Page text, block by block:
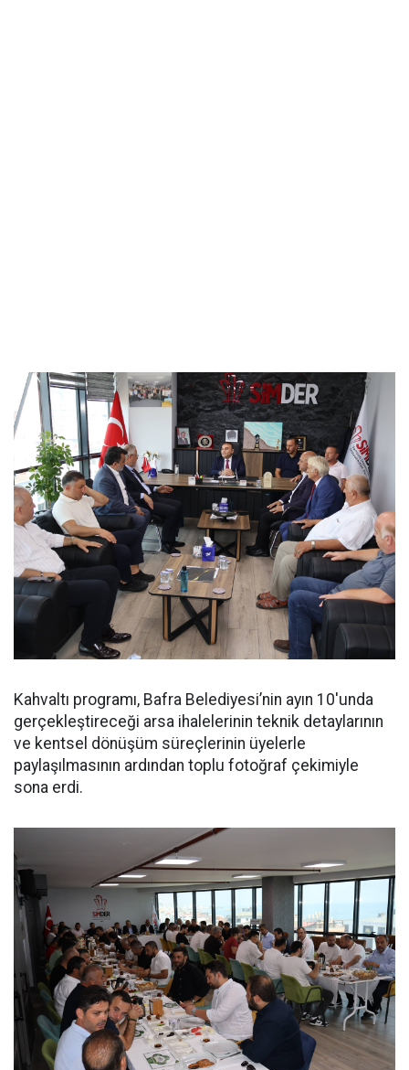
Kahvaltı programı, Bafra Belediyesi’nin ayın 10'unda
gerçekleştireceği arsa ihalelerinin teknik detaylarının
ve kentsel dönüşüm süreçlerinin üyelerle
paylaşılmasının ardından toplu fotoğraf çekimiyle
sona erdi.